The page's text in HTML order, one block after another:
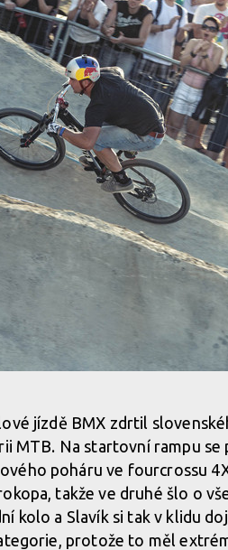
jízdě BMX zdrtil
MTB. Na startovní rampu se
poháru ve fourcrossu
takže ve druhé šlo o
kolo a Slavík si tak v klidu
protože to měl